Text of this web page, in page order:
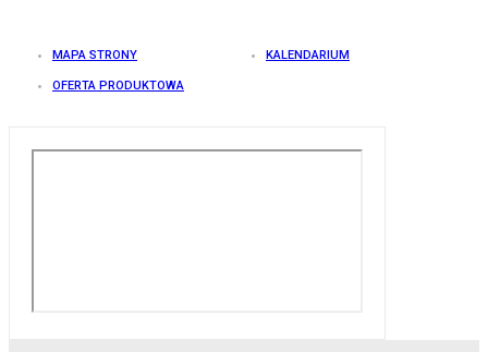
MAPA STRONY KALENDARIUM
OFERTA PRODUKTOWA